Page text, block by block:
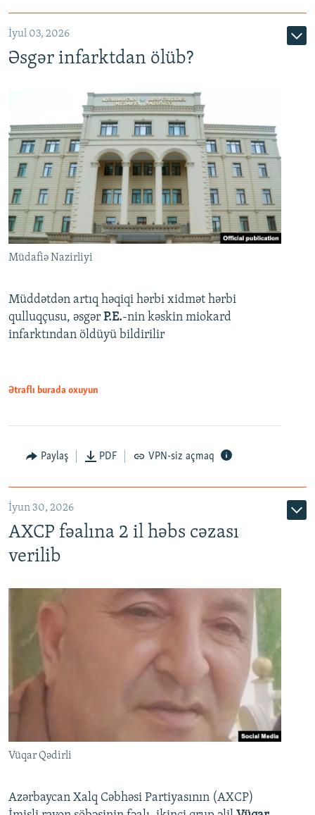
720p 1080p
İyul 03, 2026
Əsgər infarktdan ölüb?
Müdafiə Nazirliyi
Müddətdən artıq həqiqi hərbi xidmət hərbi
qulluqçusu, əsgər P.E.-nin kəskin miokard
infarktından öldüyü bildirilir
Ətraflı burada oxuyun
Paylaş PDF VPN-siz açmaq
İyun 30, 2026
AXCP fəalına 2 il həbs cəzası
verilib
Vüqar Qədirli
Azərbaycan Xalq Cəbhəsi Partiyasının (AXCP)